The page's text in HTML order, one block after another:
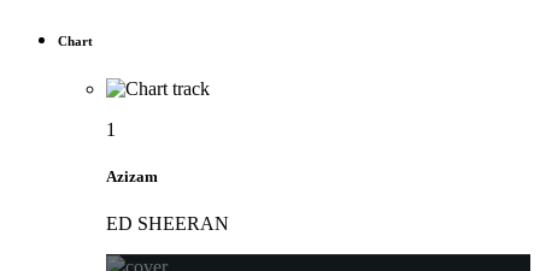
Chart
1
Azizam
ED SHEERAN